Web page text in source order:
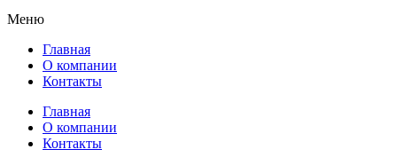
Меню
Главная
О компании
Контакты
Главная
О компании
Контакты